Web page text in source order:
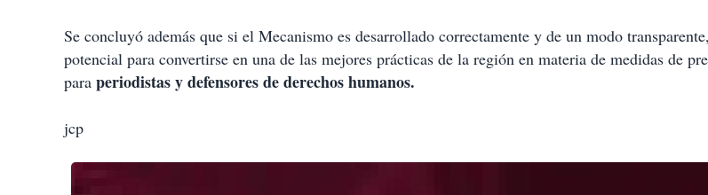
Se concluyó además que si el Mecanismo es desarrollado correctamente y de un modo
potencial para convertirse en una de las mejores prácticas de la región en materia de medidas de
para periodistas y defensores de derechos humanos.
jcp